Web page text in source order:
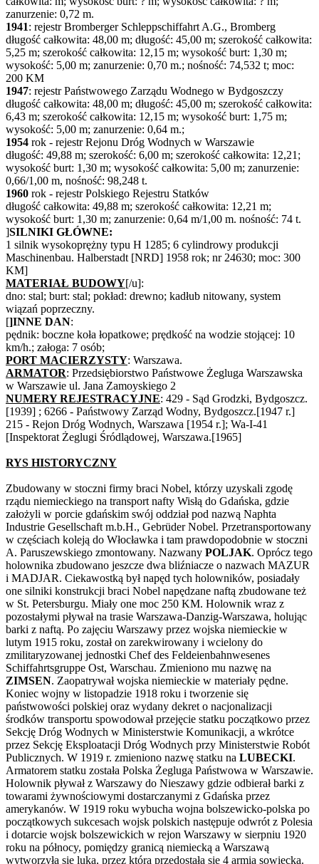
zanurzenie: 0,72 m.
1941: rejestr Bromberger Schleppschiffahrt A.G., Bromberg
długość całkowita: 48,00 m; długość: 45,00 m; szerokość całkowita:
5,25 m; szerokość całkowita: 12,15 m; wysokość burt: 1,30 m;
wysokość: 5,00 m; zanurzenie: 0,70 m.; nośność: 74,532 t; moc:
200 KM
1947: rejestr Państwowego Zarządu Wodnego w Bydgoszczy
długość całkowita: 48,00 m; długość: 45,00 m; szerokość całkowita:
6,43 m; szerokość całkowita: 12,15 m; wysokość burt: 1,75 m;
wysokość: 5,00 m; zanurzenie: 0,64 m.;
1954 rok - rejestr Rejonu Dróg Wodnych w Warszawie
długość: 49,88 m; szerokość: 6,00 m; szerokość całkowita: 12,21;
wysokość burt: 1,30 m; wysokość całkowita: 5,00 m; zanurzenie:
0,66/1,00 m, nośność: 98,248 t.
1960 rok - rejestr Polskiego Rejestru Statków
długość całkowita: 49,88 m; szerokość całkowita: 12,21 m;
wysokość burt: 1,30 m; zanurzenie: 0,64 m/1,00 m. nośność: 74 t.
]SILNIKI GŁÓWNE:
1 silnik wysokoprężny typu H 1285; 6 cylindrowy produkcji
Maschinenbau. Halberstadt [NRD] 1958 rok; nr 24630; moc: 300
KM]
MATERIAŁ BUDOWY[/u]:
dno: stal; burt: stal; pokład: drewno; kadłub nitowany, system
wiązań poprzeczny.
[]INNE DAN:
pędnik: boczne koła łopatkowe; prędkość na wodzie stojącej: 10
km/h.; załoga: 7 osób;
PORT MACIERZYSTY: Warszawa.
ARMATOR: Przedsiębiorstwo Państwowe Żegluga Warszawska
w Warszawie ul. Jana Zamoyskiego 2
NUMERY REJESTRACYJNE: 429 - Sąd Grodzki, Bydgoszcz.
[1939] ; 6266 - Państwowy Zarząd Wodny, Bydgoszcz.[1947 r.]
215 - Rejon Dróg Wodnych, Warszawa [1954 r.]; Wa-I-41
[Inspektorat Żeglugi Śródlądowej, Warszawa.[1965]
RYS HISTORYCZNY
Zbudowany w stoczni firmy braci Nobel, którzy uzyskali zgodę
rządu niemieckiego na transport nafty Wisłą do Gdańska, gdzie
założyli w porcie gdańskim swój oddział pod nazwą Naphta
Industrie Gesellschaft m.b.H., Gebrüder Nobel. Przetransportowany
w częściach koleją do Włocławka i tam prawdopodobnie w stoczni
A. Paruszewskiego zmontowany. Nazwany POLJAK. Oprócz tego
holownika zbudowano jeszcze dwa bliźniacze o nazwach MAZUR
i MADJAR. Ciekawostką był napęd tych holowników, posiadały
one silniki konstrukcji braci Nobel napędzane naftą zbudowane też
w St. Petersburgu. Miały one moc 250 KM. Holownik wraz z
pozostałymi pływał na trasie Warszawa-Danzig-Warszawa, holując
barki z naftą. Po zajęciu Warszawy przez wojska niemieckie w
lutym 1915 roku, został on zarekwirowany i wcielony do
zmilitaryzowanej jednostki Chef des Feldeienbahnwesenes
Schiffahrtsgruppe Ost, Warschau. Zmieniono mu nazwę na
ZIMSEN. Zaopatrywał wojska niemieckie w materiały pędne.
Koniec wojny w listopadzie 1918 roku i tworzenie się
państwowości polskiej oraz wydany dekret o nacjonalizacji
środków transportu spowodował przejęcie statku początkowo przez
Sekcję Dróg Wodnych w Ministerstwie Komunikacji, a wkrótce
przez Sekcję Eksploatacji Dróg Wodnych przy Ministerstwie Robót
Publicznych. W 1919 r. zmieniono nazwę statku na LUBECKI.
Armatorem statku została Polska Żegluga Państwowa w Warszawie.
Holownik pływał z Warszawy do Nieszawy gdzie odbierał barki z
towarami żywnościowymi dostarczanymi z Gdańska przez
amerykanów. W 1919 roku wybucha wojna bolszewicko-polska po
początkowych sukcesach wojsk polskich następuje odwrót z Polesia
i dotarcie wojsk bolszewickich w rejon Warszawy w sierpniu 1920
roku na północy, pomiędzy granicą niemiecką a Warszawą
wytworzyła się luka, przez którą przedostała sie 4 armia sowiecka.